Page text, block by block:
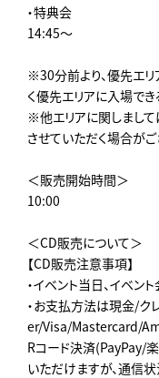
・特典会
14:45～
※30分前より、優先エリ
く優先エリアに入場でき
※他エリアに関しまして
させていただく場合がご
＜販売開始時間＞
10:00
＜CD販売について＞
【CD販売注意事項】
・イベント当日、イベン
・お支払方法は現金/
er/Visa/Mastercard/
Rコード決済(PayPay/
いただけますが、通信